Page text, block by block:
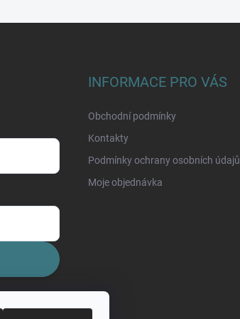
INFORMACE PRO VÁS
Obchodní podmínky
Kontakty
Podmínky ochrany osobních údajů
Moje objednávka